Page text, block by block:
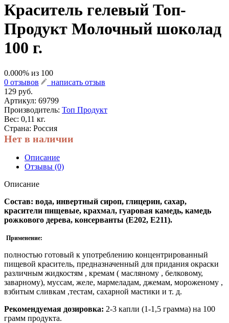
Краситель гелевый Топ-
Продукт Молочный шоколад
100 г.
0.000% из 100
0 отзывов
написать отзыв
129 руб.
Артикул: 69799
Производитель: Топ Продукт
Вес: 0,11 кг.
Страна: Россия
Нет в наличии
Описание
Отзывы (0)
Описание
Состав: вода, инвертный сироп, глицерин, сахар,
красители пищевые, крахмал, гуаровая камедь, камедь
рожкового дерева, консерванты (Е202, Е211).
Применение:
полностью готовый к употреблению концентрированный
пищевой краситель, предназначенный для придания окраски
различным жидкостям , кремам ( масляному , белковому,
заварному), муссам, желе, мармеладам, джемам, мороженому ,
взбитым сливкам ,тестам, сахарной мастики и т. д.
Рекомендуемая дозировка: 2-3 капли (1-1,5 грамма) на 100
грамм продукта.